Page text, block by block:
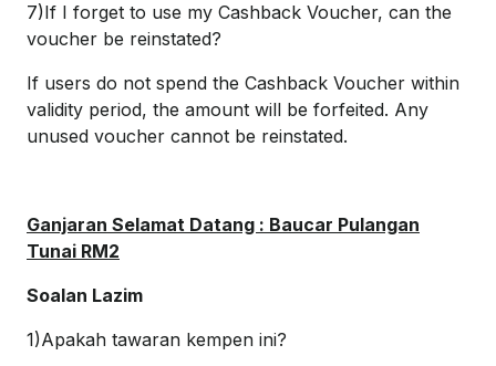
7)If I forget to use my Cashback Voucher, can the
voucher be reinstated?
If users do not spend the Cashback Voucher within
validity period, the amount will be forfeited. Any
unused voucher cannot be reinstated.
Ganjaran Selamat Datang : Baucar Pulangan
Tunai RM2
Soalan Lazim
1)Apakah tawaran kempen ini?